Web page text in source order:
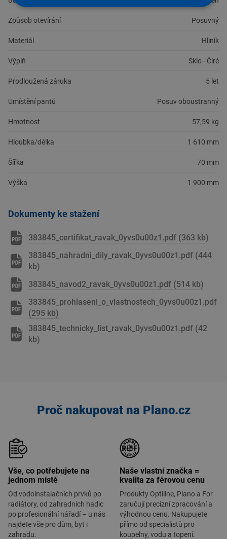
Způsob otevírání Posuvný
Materiál Hliník
Výplň Sklo - Čiré
Prodloužená záruka 5 let
Umístění pantů Posuv oboustranný
Hmotnost 57,59 kg
Hloubka/délka 1 610 mm
Šířka 70 mm
Výška 1 900 mm
Dokumenty ke stažení
383845_certifikat_ravak_0yvs0u00z1.pdf (363 kb)
383845_nahradni_dily_ravak_0yvs0u00z1.pdf (444
kb)
383845_navod2_ravak_0yvs0u00z1.pdf (514 kb)
383845_prohlaseni_o_vlastnostech_0yvs0u00z1.pdf
(295 kb)
383845_technicky_list_ravak_0yvs0u00z1.pdf (42
kb)
Proč nakupovat na Plano.cz
Vše, co potřebujete na
jednom místě
Od vodoinstalačních prvků po
radiátory, od zahradních hadic
po profesionální nářadí – u nás
najdete vše pro dům, byt i
zahradu.
Naše vlastní značka =
kvalita za férovou cenu
Produkty Optiline, Plano a For
zaručují precizní zpracování a
výhodnou cenu. Nakupujete
přímo od specialistů pro
koupelny, vodu a topení.